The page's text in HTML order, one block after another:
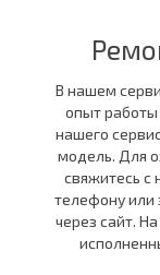
В нашем
опыт работы
нашего
модель. Для
свяжитесь
телефону или
через сайт.